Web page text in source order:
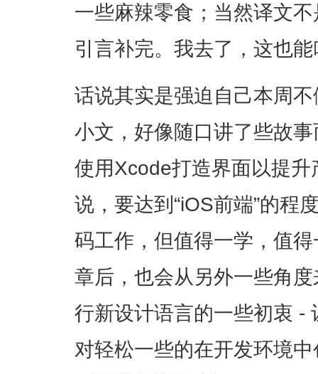
一些麻辣零食；当然译文
引言补完。我去了，这也
话说其实是强迫自己本周
小文，好像随口讲了些故
使用Xcode打造界面以提
说，要达到“iOS前端”的程
码工作，但值得一学，值
章后，也会从另外一些角
行新设计语言的一些初衷 -
对轻松一些的在开发环境